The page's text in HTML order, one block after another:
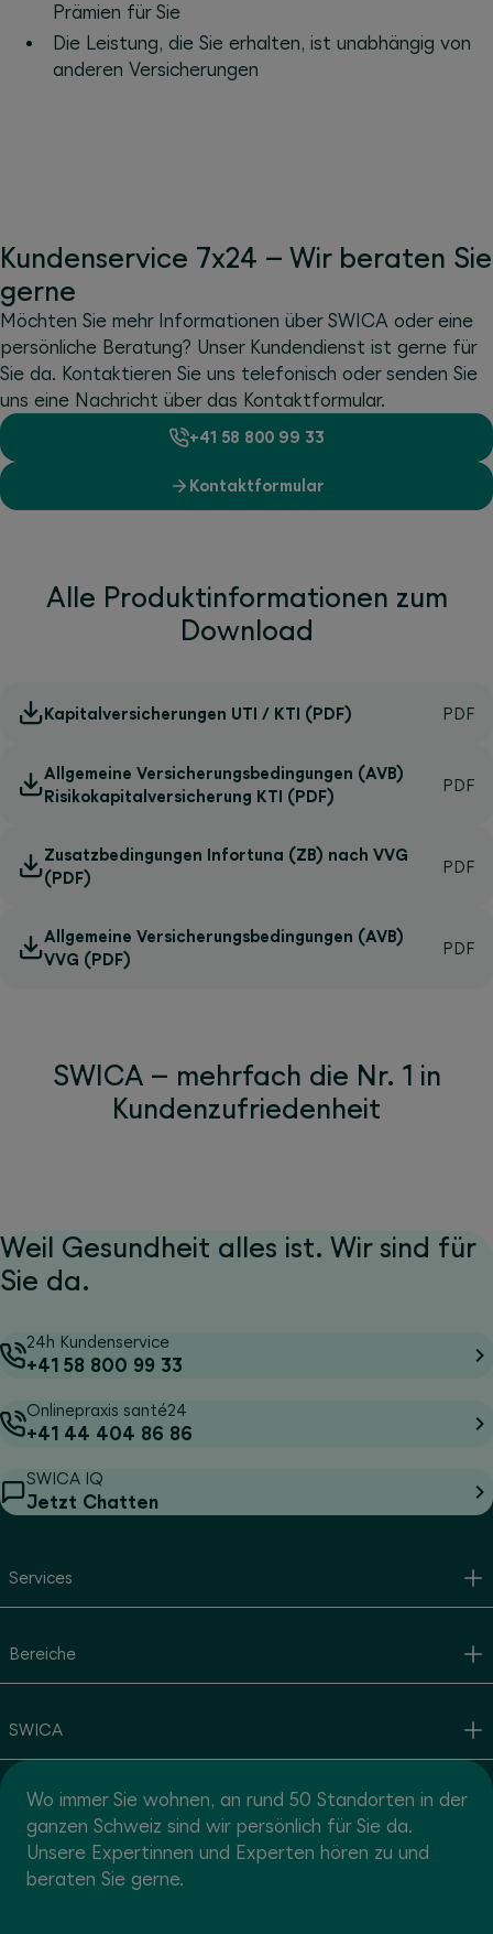
Prämien für Sie
Die Leistung, die Sie erhalten, ist unabhängig von
anderen Versicherungen
Kundenservice 7x24 – Wir beraten Sie
gerne
Möchten Sie mehr Informationen über SWICA oder eine
persönliche Beratung? Unser Kundendienst ist gerne für
Sie da. Kontaktieren Sie uns telefonisch oder senden Sie
uns eine Nachricht über das Kontaktformular.
+41 58 800 99 33
Kontaktformular
Alle Produktinformationen zum
Download
Kapitalversicherungen UTI / KTI (PDF)
Allgemeine Versicherungsbedingungen (AVB)
Risikokapitalversicherung KTI (PDF)
Zusatzbedingungen Infortuna (ZB) nach VVG
(PDF)
Allgemeine Versicherungsbedingungen (AVB)
VVG (PDF)
SWICA – mehrfach die Nr. 1 in
Kundenzufriedenheit
Weil Gesundheit alles ist. Wir sind für
Sie da.
24h Kundenservice
+41 58 800 99 33
Onlinepraxis santé24
+41 44 404 86 86
SWICA IQ
Jetzt Chatten
Services
Bereiche
SWICA
Wo immer Sie wohnen, an rund 50 Standorten in der
ganzen Schweiz sind wir persönlich für Sie da.
Unsere Expertinnen und Experten hören zu und
beraten Sie gerne.